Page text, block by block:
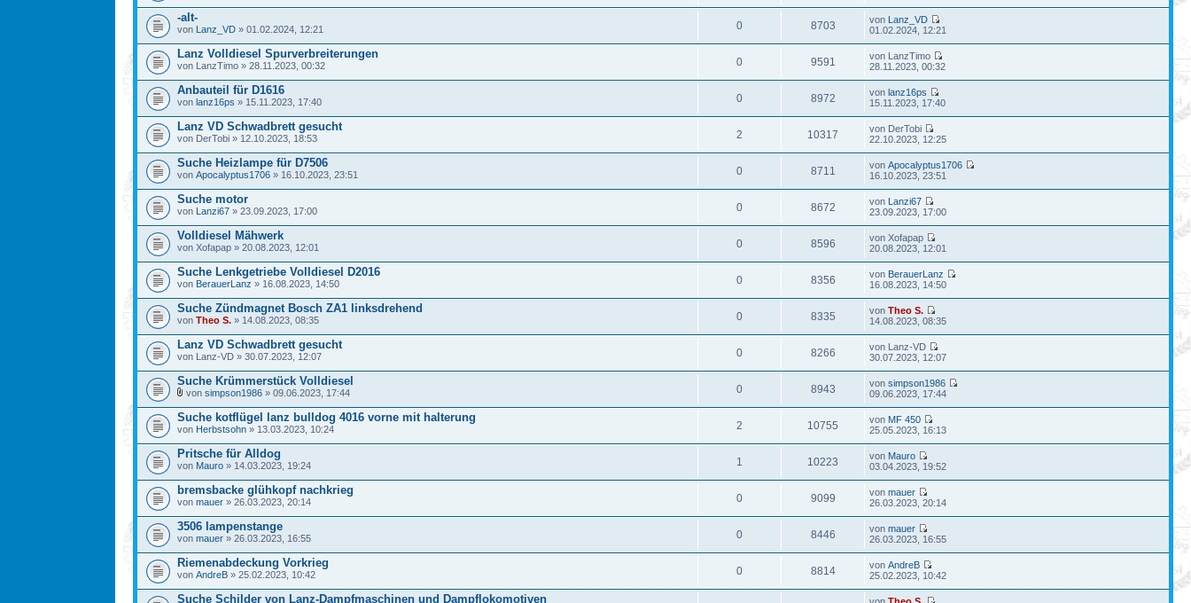
-alt-
von Lanz_VD » 01.02.2024, 12:21 0 8703 von Lanz_VD
01.02.2024, 12:21
Lanz Volldiesel Spurverbreiterungen
von LanzTimo » 28.11.2023, 00:32 0 9591
von LanzTimo
28.11.2023, 00:32
Anbauteil für D1616
von lanz16ps » 15.11.2023, 17:40 0 8972 vonlanz16ps
15.11.2023, 17:40
Lanz VD Schwadbrett gesucht
von DerTobi » 12.10.2023, 18:53 2 10317
von DerTobi
22.10.2023, 12:25
Suche Heizlampe für D7506
von Apocalyptus1706 » 16.10.2023, 23:51 0 8711 vonApocalyptus1706
16.10.2023, 23:51
Suche motor
von Lanzi67 » 23.09.2023, 17:00 0 8672 von Lanzi67
23.09.2023, 17:00
Volldiesel Mähwerk
von Xofapap » 20.08.2023, 12:01 0 8596
von Xofapap
20.08.2023, 12:01
Suche Lenkgetriebe Volldiesel D2016
von BerauerLanz » 16.08.2023, 14:50 0 8356 von BerauerLanz
16.08.2023, 14:50
Suche Zündmagnet Bosch ZA1 linksdrehend
von Theo S. » 14.08.2023, 08:35 0 8335 vonTheo S.
14.08.2023, 08:35
Lanz VD Schwadbrett gesucht
von Lanz-VD » 30.07.2023, 12:07 0 8266
von Lanz-VD
30.07.2023, 12:07
Suche Krümmerstück Volldiesel
von simpson1986 » 09.06.2023, 17:44 0 8943 vonsimpson1986
09.06.2023, 17:44
Suche kotflügel lanz bulldog 4016 vorne mit halterung
von Herbstsohn » 13.03.2023, 10:24 2 10755 von MF 450
25.05.2023, 16:13
Pritsche für Alldog
von Mauro » 14.03.2023, 19:24 1 10223 von Mauro
03.04.2023, 19:52
bremsbacke glühkopf nachkrieg
von mauer » 26.03.2023, 20:14 0 9099 vonmauer
26.03.2023, 20:14
3506 lampenstange
von mauer » 26.03.2023, 16:55 0 8446 vonmauer
26.03.2023, 16:55
Riemenabdeckung Vorkrieg
von AndreB » 25.02.2023, 10:42 0 8814 vonAndreB
25.02.2023, 10:42
Suche Schilder von Lanz-Dampfmaschinen und Dampflokomotiven